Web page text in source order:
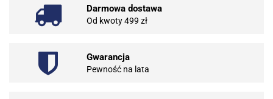
Darmowa dostawa
Od kwoty 499 zł
Gwarancja
Pewność na lata